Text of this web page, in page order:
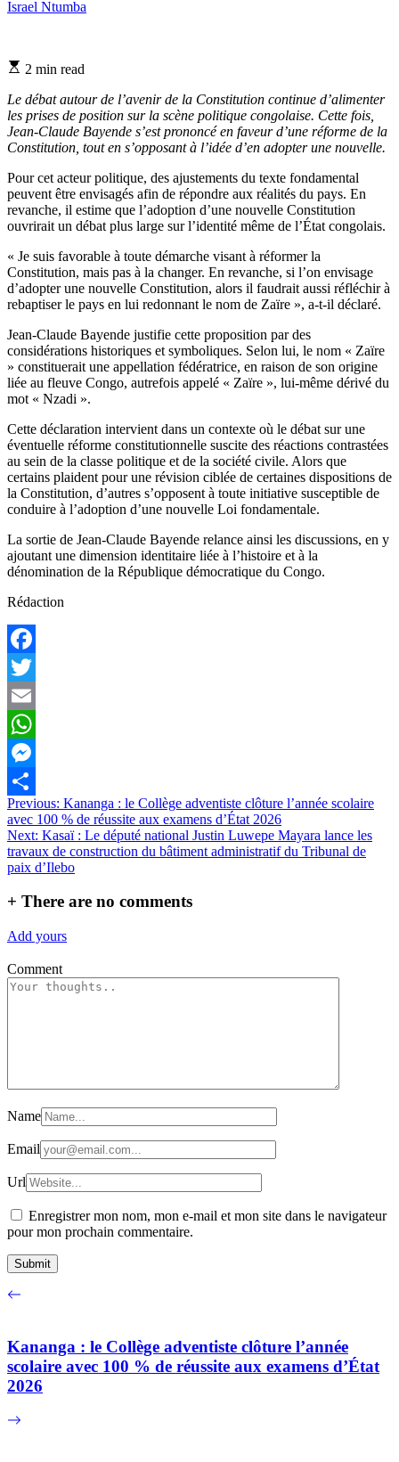
Israel Ntumba
Estimated
time
2 min read
Le débat autour de l’avenir de la Constitution continue d’alimenter
les prises de position sur la scène politique congolaise. Cette fois,
Jean-Claude Bayende s’est prononcé en faveur d’une réforme de la
Constitution, tout en s’opposant à l’idée d’en adopter une nouvelle.
Pour cet acteur politique, des ajustements du texte fondamental
peuvent être envisagés afin de répondre aux réalités du pays. En
revanche, il estime que l’adoption d’une nouvelle Constitution
ouvrirait un débat plus large sur l’identité même de l’État congolais.
« Je suis favorable à toute démarche visant à réformer la
Constitution, mais pas à la changer. En revanche, si l’on envisage
d’adopter une nouvelle Constitution, alors il faudrait aussi réfléchir à
rebaptiser le pays en lui redonnant le nom de Zaïre », a-t-il déclaré.
Jean-Claude Bayende justifie cette proposition par des
considérations historiques et symboliques. Selon lui, le nom « Zaïre
» constituerait une appellation fédératrice, en raison de son origine
liée au fleuve Congo, autrefois appelé « Zaïre », lui-même dérivé du
mot « Nzadi ».
Cette déclaration intervient dans un contexte où le débat sur une
éventuelle réforme constitutionnelle suscite des réactions contrastées
au sein de la classe politique et de la société civile. Alors que
certains plaident pour une révision ciblée de certaines dispositions de
la Constitution, d’autres s’opposent à toute initiative susceptible de
conduire à l’adoption d’une nouvelle Loi fondamentale.
La sortie de Jean-Claude Bayende relance ainsi les discussions, en y
ajoutant une dimension identitaire liée à l’histoire et à la
dénomination de la République démocratique du Congo.
Rédaction
Facebook
Twitter
Email
WhatsApp
Messenger
Partager
Navigation
de
l’article
Previous: Kananga : le Collège adventiste clôture l’année scolaire
avec 100 % de réussite aux examens d’État 2026
Next: Kasaï : Le député national Justin Luwepe Mayara lance les
travaux de construction du bâtiment administratif du Tribunal de
paix d’Ilebo
+ There are no comments
Add yours
Comment
Name
Email
Url
Enregistrer mon nom, mon e-mail et mon site dans le navigateur
pour mon prochain commentaire.
Kananga : le Collège adventiste clôture l’année
scolaire avec 100 % de réussite aux examens d’État
2026